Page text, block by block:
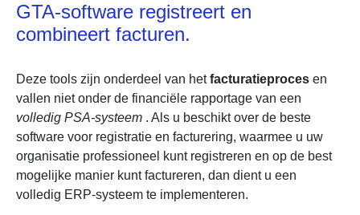
GTA-software registreert en
combineert facturen.
Deze tools zijn onderdeel van hetfacturatieproces en
vallen niet onder de financiële rapportage van een
volledig PSA-systeem . Als u beschikt over de beste
software voor registratie en facturering, waarmee u uw
organisatie professioneel kunt registreren en op de best
mogelijke manier kunt factureren, dan dient u een
volledig ERP-systeem te implementeren.